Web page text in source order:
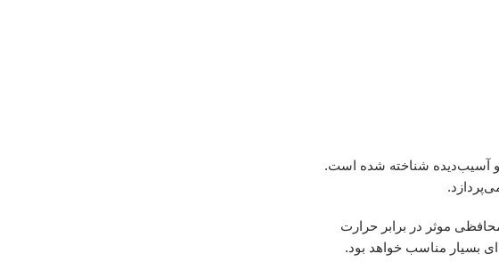
و آسیب‌دیده شناخته شده است.
موثر در برابر حرارت
بسیار مناسب خواهد بود.